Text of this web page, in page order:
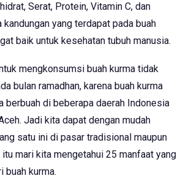
Serat, Protein, Vitamin C, dan
kandungan yang terdapat pada buah
baik untuk kesehatan tubuh manusia.
mengkonsumsi buah kurma tidak
bulan ramadhan, karena buah kurma
berbuah di beberapa daerah Indonesia
Jadi kita dapat dengan mudah
satu ini di pasar tradisional maupun
mari kita mengetahui 25 manfaat yang
buah kurma.